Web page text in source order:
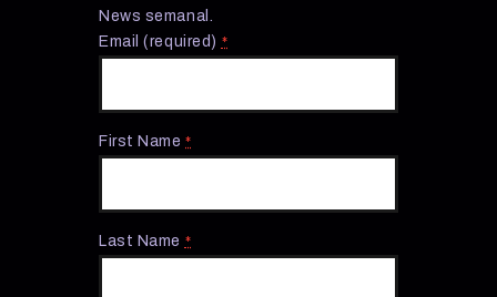
News semanal.
Email (required) *
First Name*
Last Name *